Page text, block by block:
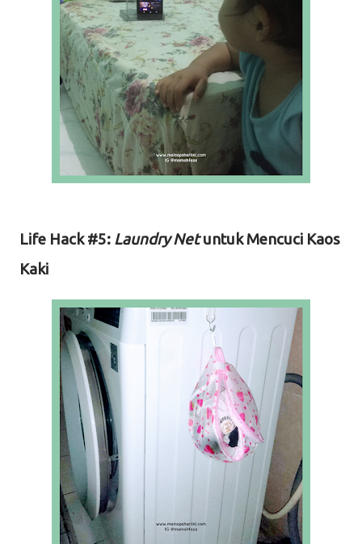
Life Hack #5: Laundry Netuntuk Mencuci Kaos
Kaki